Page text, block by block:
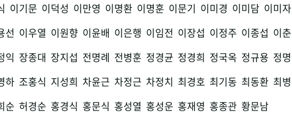
이기문 이덕성 이만영 이명환 이명훈 이문기 이미경 이미담 이미자
선 이우열 이원향 이윤배 이은행 이임전 이장섭 이정주 이종섭 이
익 장종대 장지섭 전명례 전병훈 정경균 정경희 정국옥 정규용 정
하 조홍식 지성희 차윤근 차정근 차정치 최경호 최기동 최동환 최
순 허경순 홍경식 홍문식 홍성열 홍성운 홍재영 홍종관 황문남